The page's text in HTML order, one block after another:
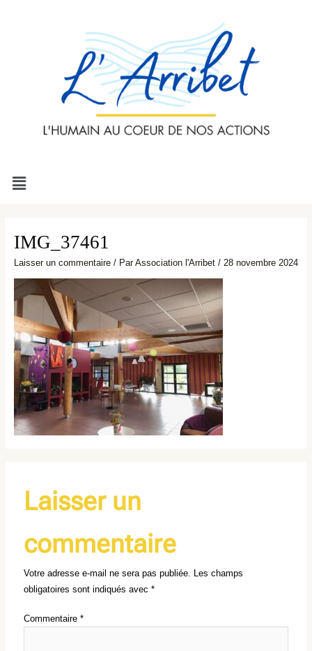
Menu
IMG_37461
Laisser un commentaire / ParAssociation l'Arribet / 28 novembre 2024
Laisser un
commentaire
Votre adresse e-mail ne sera pas publiée. Les champs
obligatoires sont indiqués avec*
Commentaire*